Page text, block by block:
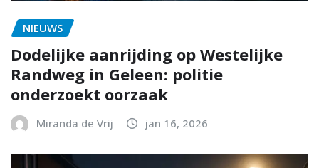
NIEUWS
Dodelijke aanrijding op Westelijke
Randweg in Geleen: politie
onderzoekt oorzaak
Miranda de Vrij jan 16, 2026